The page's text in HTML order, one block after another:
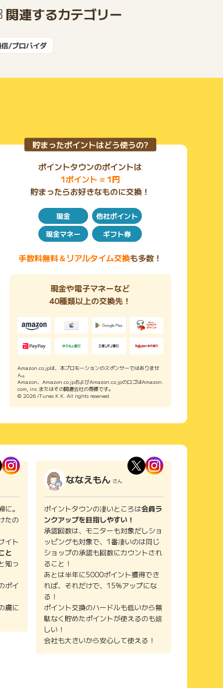
関連するカテゴリー
信/プロバイダ
貯まったポイントはどう使うの?
ポイントタウンのポイントは
1ポイント = 1円
貯まったらお好きなものに交換！
現金
他社ポイント
現金マネー
ギフト券
手数料無料＆リアルタイム交換も多数！
現金や電子マネーなど
40種類以上の交換先！
Amazon.co.jpは、本プロモーションのスポンサーではありませ
ん。
Amazon、Amazon.co.jpおよびAmazon.co.jpのロゴはAmazon.
com, inc.またはその関連会社の商標です。
© 2026 iTunes K.K. All rights reserved.
。
たの
イト
と
知っ
ポイ
虜に
ななえもん さん
ポイントタウンの凄いところは会員ラ
ンクアップを目指しやすい！
承認回数は、モニターも対象だしショ
ッピングも対象で、1番凄いのは同じ
ショップの承認も回数にカウントされ
ること！
あとは半年に5000ポイント獲得でき
れば、それだけで、15%アップにな
る！
ポイント交換のハードルも低いから無
駄なく貯めたポイントが使えるのも嬉
しい！
会社も大きいから安心して使える！